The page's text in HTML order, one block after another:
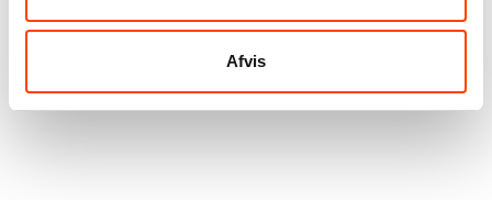
Afvis